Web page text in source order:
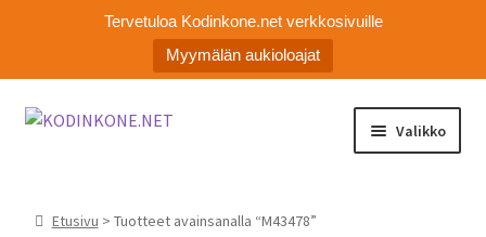
Tervetuloa Kodinkone.net verkkosivuille
Myymälän aukioloajat
Siirry
Siirry
Valikko
Etusivu > Tuotteet avainsanalla “M43478”